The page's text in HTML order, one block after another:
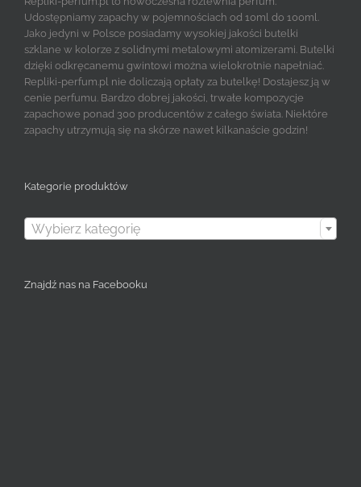
Udostępniamy zapachy w pojemnościach od 10ml do 100ml.
Jako jedyni w Polsce posiadamy wysokiej jakości butelki
szklane w kolorze z solidnymi metalowymi atomizerami. Butelki
dzięki odkręcanemu gwintowi można wielokrotnie napełniać.
Repliki-perfum.pl nie doliczają opłaty za butelkę! Dostajesz ją w
cenie perfumu. Bardzo dobrej jakości, trwałe kompozycje
zapachowe ponad 300 producentów z całego świata. Niektóre
zapachy utrzymują się na skórze nawet kilkanaście godzin!
Kategorie produktów
Wybierz kategorię
Znajdź nas na Facebooku